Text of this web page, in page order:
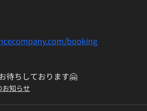
booking
待ちしております🤗
お知らせ